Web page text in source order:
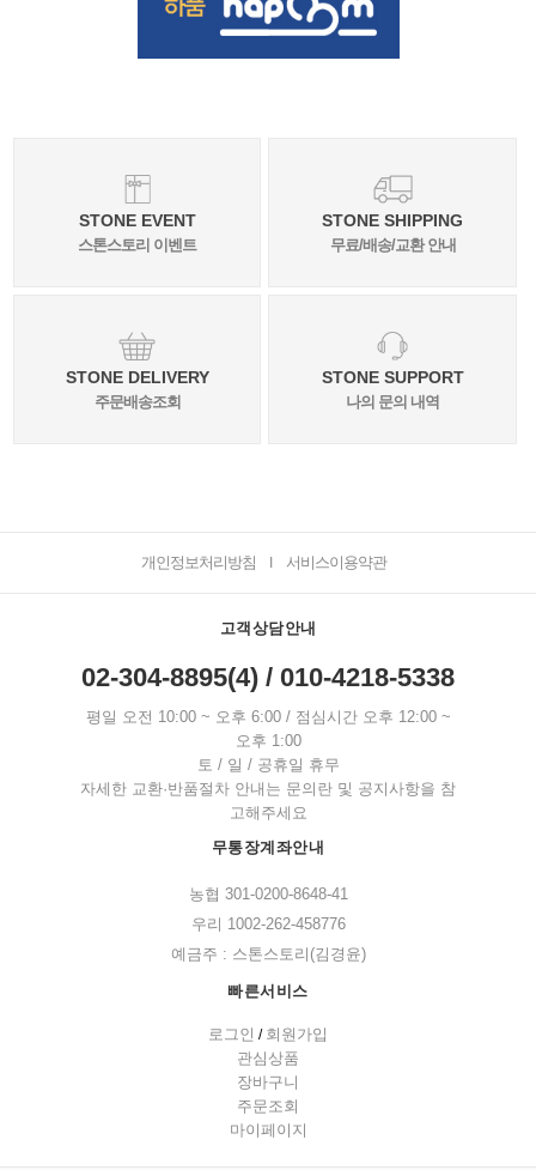
STONE EVENT
스톤스토리 이벤트
STONE SHIPPING
무료/배송/교환 안내
STONE DELIVERY
주문배송조회
STONE SUPPORT
나의 문의 내역
개인정보처리방침 서비스이용약관
고객상담안내
02-304-8895(4) / 010-4218-5338
평일 오전 10:00 ~ 오후 6:00 / 점심시간 오후 12:00 ~
오후 1:00
토 / 일 / 공휴일 휴무
자세한 교환·반품절차 안내는 문의란 및 공지사항을 참
고해주세요
무통장계좌안내
농협 301-0200-8648-41
우리 1002-262-458776
예금주 : 스톤스토리(김경윤)
빠른서비스
로그인 / 회원가입
관심상품
장바구니
주문조회
마이페이지